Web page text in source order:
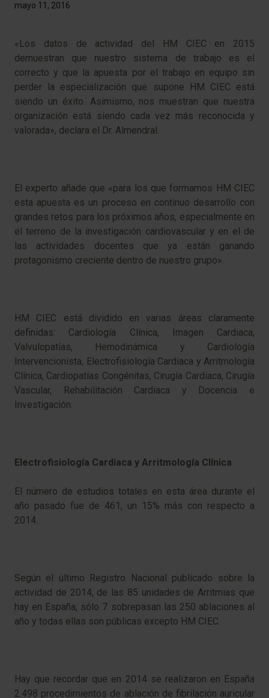
mayo 11, 2016
«Los datos de actividad del HM CIEC en 2015
demuestran que nuestro sistema de trabajo es el
correcto y que la apuesta por el trabajo en equipo sin
perder la especialización que supone HM CIEC está
siendo un éxito. Asimismo, nos muestran que nuestra
organización está siendo cada vez más reconocida y
valorada», declara el Dr. Almendral.
El experto añade que «para los que formamos HM CIEC
esta apuesta es un proceso en continuo desarrollo con
grandes retos para los próximos años, especialmente en
el terreno de la investigación cardiovascular y en el de
las actividades docentes que ya están ganando
protagonismo creciente dentro de nuestro grupo».
HM CIEC está dividido en varias áreas claramente
definidas: Cardiología Clínica, Imagen Cardiaca,
Valvulopatías, Hemodinámica y Cardiología
Intervencionista, Electrofisiología Cardiaca y Arritmología
Clínica, Cardiopatías Congénitas, Cirugía Cardiaca, Cirugía
Vascular, Rehabilitación Cardiaca y Docencia e
Investigación.
Electrofisiología Cardiaca y Arritmología Clínica
El número de estudios totales en esta área durante el
año pasado fue de 461, un 15% más con respecto a
2014.
Según el último Registro Nacional publicado sobre la
actividad de 2014, de las 85 unidades de Arritmias que
hay en España, sólo 7 sobrepasan las 250 ablaciones al
año y todas ellas son públicas excepto HM CIEC.
Hay que recordar que en 2014 se realizaron en España
2.498 procedimientos de ablación de fibrilación auricular